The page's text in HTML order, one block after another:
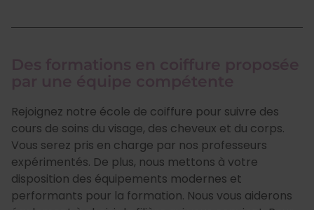
Rejoignez notre école de coiffure pour suivre des
cours de soins du visage, des cheveux et du corps.
Vous serez pris en charge par nos professeurs
expérimentés. De plus, nous mettons à votre
disposition des équipements modernes et
performants pour la formation. Nous vous aiderons